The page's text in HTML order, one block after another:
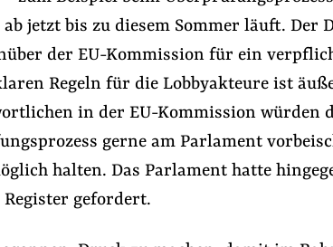
jetzt bis zu diesem Sommer läuft. Der
der EU-Kommission für ein
Regeln für die Lobbyakteure ist
in der EU-Kommission würden
gerne am Parlament
halten. Das Parlament hatte
gefordert.